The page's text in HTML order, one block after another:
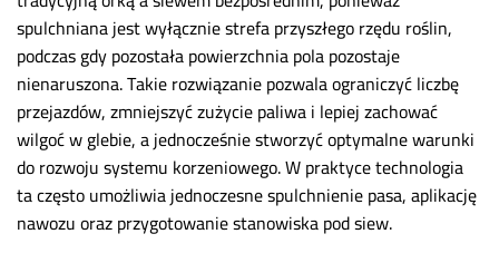
spulchniana jest wyłącznie strefa przyszłego rzędu roślin,
podczas gdy pozostała powierzchnia pola pozostaje
nienaruszona. Takie rozwiązanie pozwala ograniczyć liczbę
przejazdów, zmniejszyć zużycie paliwa i lepiej zachować
wilgoć w glebie, a jednocześnie stworzyć optymalne warunki
do rozwoju systemu korzeniowego. W praktyce technologia
ta często umożliwia jednoczesne spulchnienie pasa, aplikację
nawozu oraz przygotowanie stanowiska pod siew.